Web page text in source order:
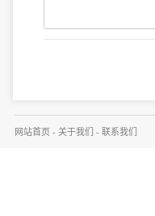
网站首页 - 关于我们 - 联系我们